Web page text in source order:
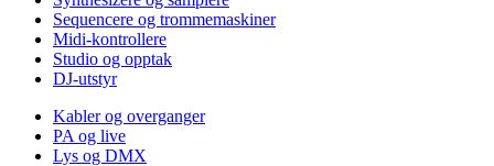
Sequencere og trommemaskiner
Midi-kontrollere
Studio og opptak
DJ-utstyr
Kabler og overganger
PA og live
Lys og DMX